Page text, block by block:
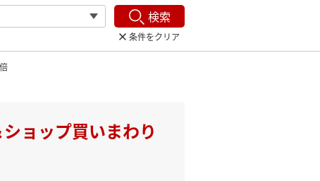
検索
条件をクリア
ョップ買いまわり